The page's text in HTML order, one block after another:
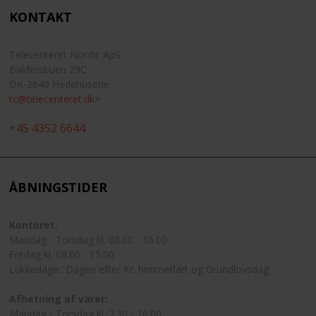
KONTAKT
tc@telecenteret.dk>
+45 4352 6644
ÅBNINGSTIDER